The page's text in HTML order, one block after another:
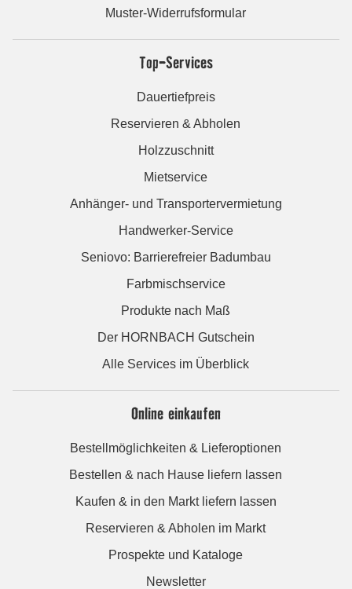
Muster-Widerrufsformular
Top-Services
Dauertiefpreis
Reservieren & Abholen
Holzzuschnitt
Mietservice
Anhänger- und Transportervermietung
Handwerker-Service
Seniovo: Barrierefreier Badumbau
Farbmischservice
Produkte nach Maß
Der HORNBACH Gutschein
Alle Services im Überblick
Online einkaufen
Bestellmöglichkeiten & Lieferoptionen
Bestellen & nach Hause liefern lassen
Kaufen & in den Markt liefern lassen
Reservieren & Abholen im Markt
Prospekte und Kataloge
Newsletter